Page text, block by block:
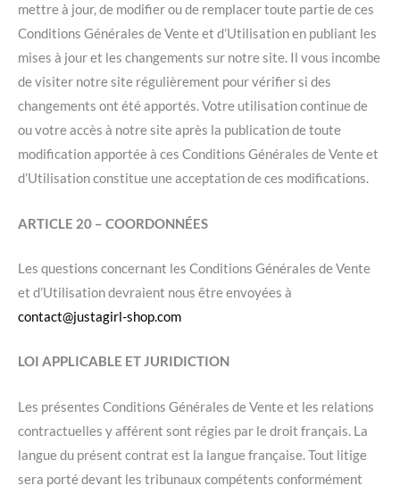
mettre à jour, de modifier ou de remplacer toute partie de ces
Conditions Générales de Vente et d’Utilisation en publiant les
mises à jour et les changements sur notre site. Il vous incombe
de visiter notre site régulièrement pour vérifier si des
changements ont été apportés. Votre utilisation continue de
ou votre accès à notre site après la publication de toute
modification apportée à ces Conditions Générales de Vente et
d’Utilisation constitue une acceptation de ces modifications.
ARTICLE 20 – COORDONNÉES
Les questions concernant les Conditions Générales de Vente
et d’Utilisation devraient nous être envoyées à
contact@justagirl-shop.com
LOI APPLICABLE ET JURIDICTION
Les présentes Conditions Générales de Vente et les relations
contractuelles y afférent sont régies par le droit français. La
langue du présent contrat est la langue française. Tout litige
sera porté devant les tribunaux compétents conformément